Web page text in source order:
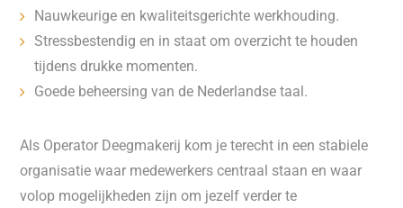
Nauwkeurige en kwaliteitsgerichte werkhouding.
Stressbestendig en in staat om overzicht te houden
tijdens drukke momenten.
Goede beheersing van de Nederlandse taal.
Als Operator Deegmakerij kom je terecht in een stabiele
organisatie waar medewerkers centraal staan en waar
volop mogelijkheden zijn om jezelf verder te